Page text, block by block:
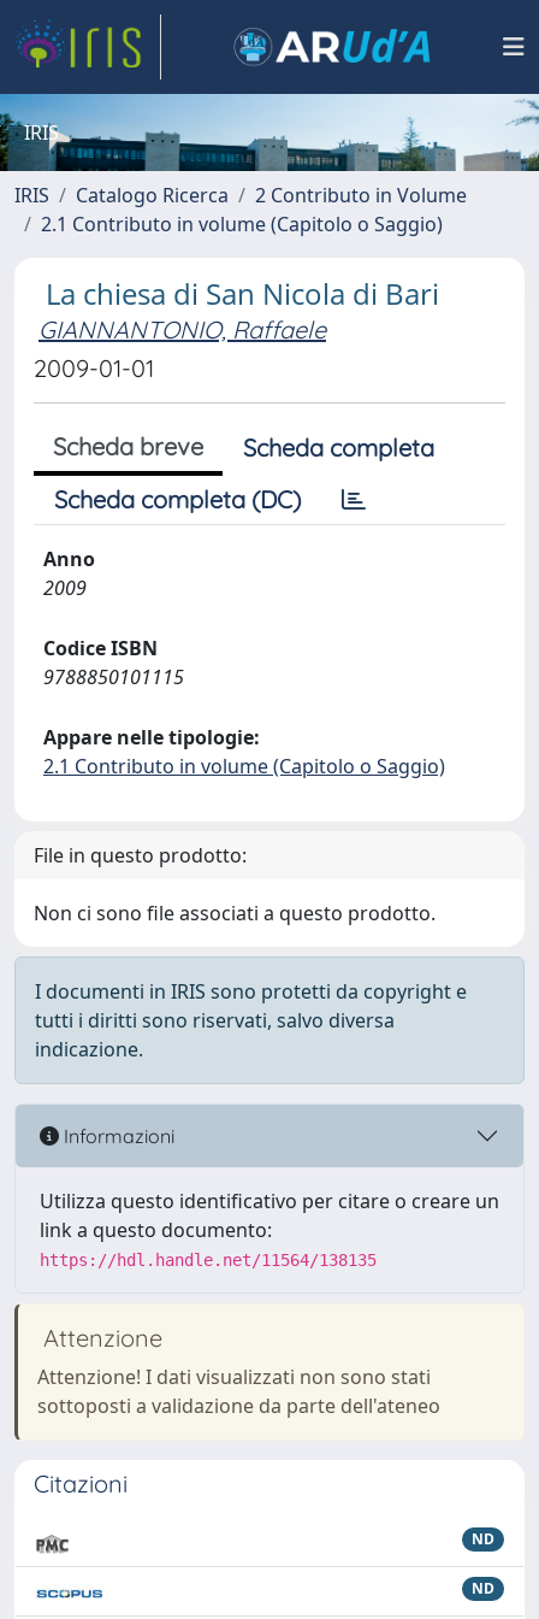
IRIS
IRIS Catalogo Ricerca
2 Contributo in Volume
2.1 Contributo in volume (Capitolo o Saggio)
La chiesa di San Nicola di Bari
GIANNANTONIO, Raffaele
2009-01-01
Scheda breve
Scheda completa
Scheda completa (DC)
Anno
2009
Codice ISBN
9788850101115
Appare nelle tipologie:
2.1 Contributo in volume (Capitolo o Saggio)
File in questo prodotto:
Non ci sono file associati a questo prodotto.
I documenti in IRIS sono protetti da copyright e
tutti i diritti sono riservati, salvo diversa
indicazione.
Informazioni
Utilizza questo identificativo per citare o creare un
link a questo documento:
https://hdl.handle.net/11564/138135
Attenzione
Attenzione! I dati visualizzati non sono stati
sottoposti a validazione da parte dell'ateneo
Citazioni
ND
ND